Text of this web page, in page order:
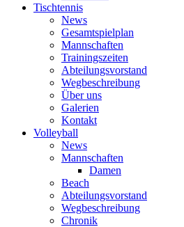
Tischtennis
News
Gesamtspielplan
Mannschaften
Trainingszeiten
Abteilungsvorstand
Wegbeschreibung
Über uns
Galerien
Kontakt
Volleyball
News
Mannschaften
Damen
Beach
Abteilungsvorstand
Wegbeschreibung
Chronik